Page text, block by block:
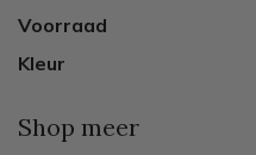
Voorraad
Kleur
Shop meer